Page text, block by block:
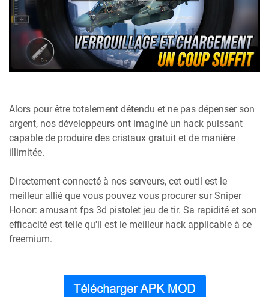
Alors pour être totalement détendu et ne pas dépenser son
argent, nos développeurs ont imaginé un hack puissant
capable de produire des cristaux gratuit et de manière
illimitée.
Directement connecté à nos serveurs, cet outil est le
meilleur allié que vous pouvez vous procurer sur Sniper
Honor: amusant fps 3d pistolet jeu de tir. Sa rapidité et son
efficacité est telle qu'il est le meilleur hack applicable à ce
freemium.